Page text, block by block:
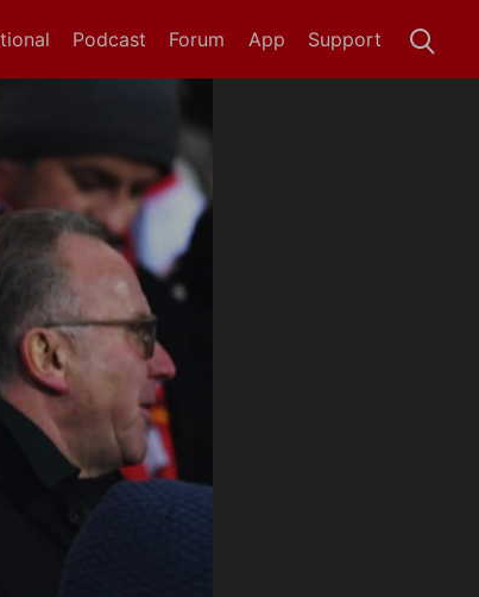
Support
App
Forum
Podcast